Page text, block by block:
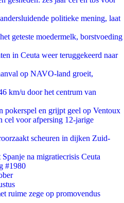
politieke mening, laat
geteste moedermelk, borstvoeding
in Ceuta weer teruggekeerd naar
op NAVO-land groeit,
km/u door het centrum van
pokerspel en grijpt geel op Ventoux
cel voor afpersing 12-jarige
scheuren in dijken Zuid-
na migratiecrisis Ceuta
#1980
ruime zege op promovendus